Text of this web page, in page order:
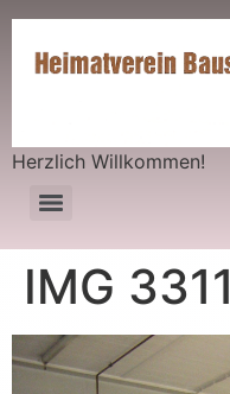
Herzlich Willkommen!
IMG 3311